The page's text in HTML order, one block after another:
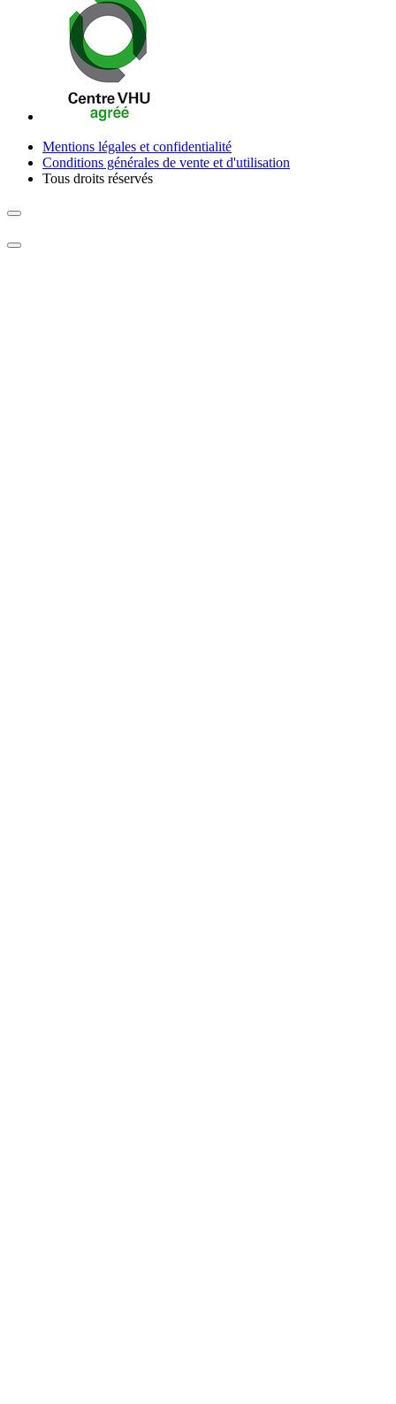
Mentions légales et confidentialité
Conditions générales de vente et d'utilisation
Tous droits réservés